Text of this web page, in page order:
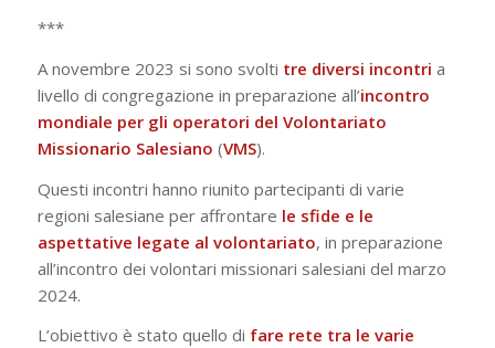
***
A novembre 2023 si sono svolti tre diversi incontri a
livello di congregazione in preparazione all’incontro
mondiale per gli operatori del Volontariato
Missionario Salesiano (VMS).
Questi incontri hanno riunito partecipanti di varie
regioni salesiane per affrontare le sfide e le
aspettative legate al volontariato, in preparazione
all’incontro dei volontari missionari salesiani del marzo
2024.
L’obiettivo è stato quello di fare rete tra le varie